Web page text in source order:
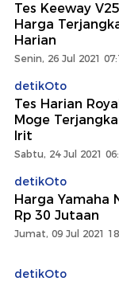
Tes Keeway
Harga
Harian
Senin, 26 Jul 2021
detikOto
Tes Harian
Moge
Irit
Sabtu, 24 Jul 2021
detikOto
Harga Yamaha
Rp 30 Jutaan
Jumat, 09 Jul 2021
detikOto